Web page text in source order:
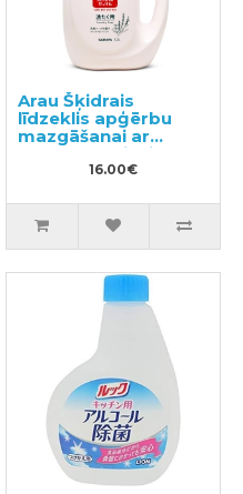
Arau Šķidrais
līdzeklis apģērbu
mazgāšanai ar
sastāvam pievienoto
lavandas un
ekstraktu 1200ml
16.00€